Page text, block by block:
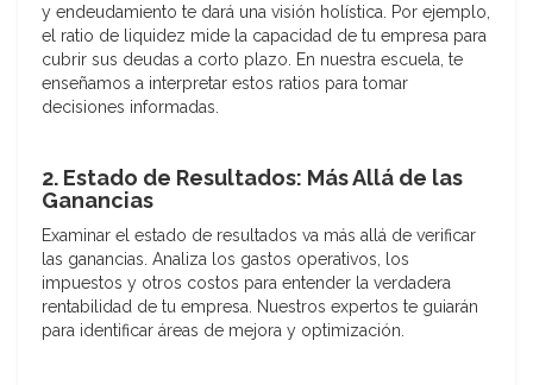
y endeudamiento te dará una visión holística. Por ejemplo,
el ratio de liquidez mide la capacidad de tu empresa para
cubrir sus deudas a corto plazo. En nuestra escuela, te
enseñamos a interpretar estos ratios para tomar
decisiones informadas.
2. Estado de Resultados: Más Allá de las
Ganancias
Examinar el estado de resultados va más allá de verificar
las ganancias. Analiza los gastos operativos, los
impuestos y otros costos para entender la verdadera
rentabilidad de tu empresa. Nuestros expertos te guiarán
para identificar áreas de mejora y optimización.